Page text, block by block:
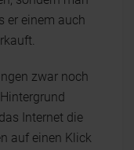
er einem auch
zwar noch
Internet die
auf einen Klick